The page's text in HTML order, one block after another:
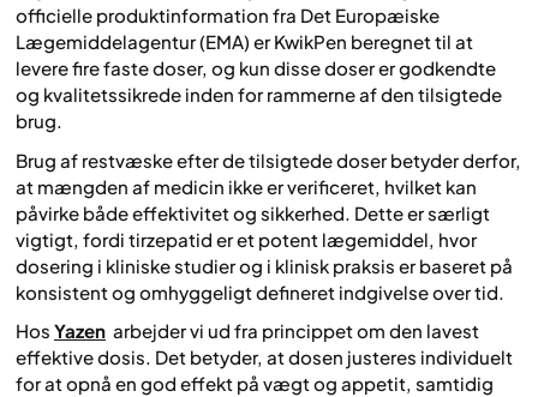
officielle produktinformation fra Det Europæiske
Lægemiddelagentur (EMA) er KwikPen beregnet til at
levere fire faste doser, og kun disse doser er godkendte
og kvalitetssikrede inden for rammerne af den tilsigtede
brug.
Brug af restvæske efter de tilsigtede doser betyder derfor,
at mængden af medicin ikke er verificeret, hvilket kan
påvirke både effektivitet og sikkerhed. Dette er særligt
vigtigt, fordi tirzepatid er et potent lægemiddel, hvor
dosering i kliniske studier og i klinisk praksis er baseret på
konsistent og omhyggeligt defineret indgivelse over tid.
Hos Yazen arbejder vi ud fra princippet om den lavest
effektive dosis. Det betyder, at dosen justeres individuelt
for at opnå en god effekt på vægt og appetit, samtidig